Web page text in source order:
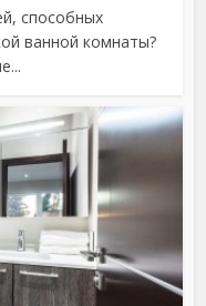
способных
ванной комнаты?